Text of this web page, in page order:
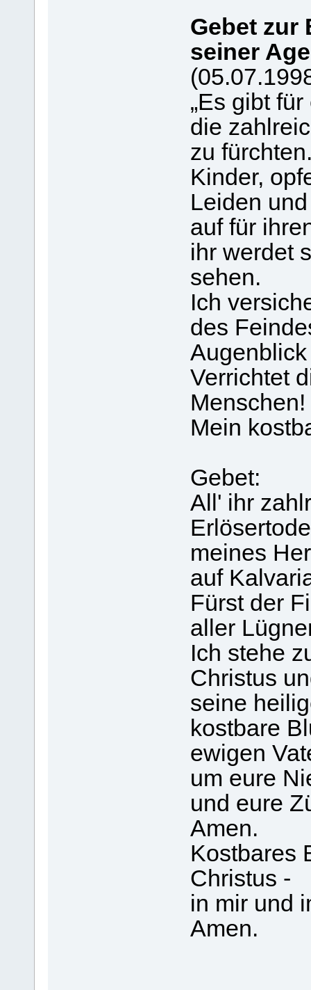
Gebet zur
seiner
„Es gibt
die
zu
Kinder,
Leiden
auf für
ihr werdet
sehen.
Ich
des
Verrichtet
Menschen!
Mein
Gebet:
All' ihr
meines
auf
Fürst der
aller
Ich stehe
Christus
seine
kostbare
ewigen
um eure
und eure
Amen.
Kostbares
Christus -
in mir und
Amen.